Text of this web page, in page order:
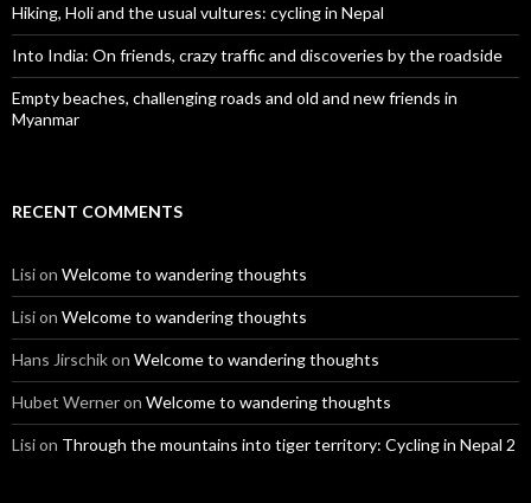
Hiking, Holi and the usual vultures: cycling in Nepal
Into India: On friends, crazy traffic and discoveries by the roadside
Empty beaches, challenging roads and old and new friends in
Myanmar
RECENT COMMENTS
Lision Welcome to wandering thoughts
Lision Welcome to wandering thoughts
Hans Jirschikon Welcome to wandering thoughts
Hubet Werneron Welcome to wandering thoughts
Lision Through the mountains into tiger territory: Cycling in Nepal 2